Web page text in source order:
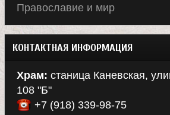
Православие и мир
КОНТАКТНАЯ ИНФОРМАЦИЯ
Храм: станица Каневская,
108 "Б"
+7 (918) 339-98-75